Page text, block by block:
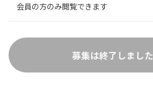
会員の方のみ閲覧できます
募集は終了しました